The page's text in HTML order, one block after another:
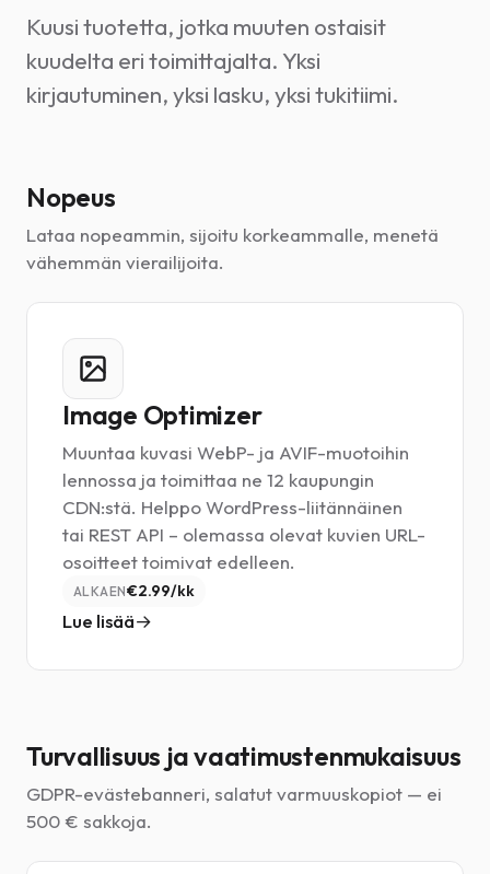
Kuusi tuotetta, jotka muuten ostaisit
kuudelta eri toimittajalta. Yksi
kirjautuminen, yksi lasku, yksi tukitiimi.
Nopeus
Lataa nopeammin, sijoitu korkeammalle, menetä
vähemmän vierailijoita.
Image Optimizer
Muuntaa kuvasi WebP- ja AVIF-muotoihin
lennossa ja toimittaa ne 12 kaupungin
CDN:stä. Helppo WordPress-liitännäinen
tai REST API – olemassa olevat kuvien URL-
osoitteet toimivat edelleen.
ALKAEN€2.99/kk
Lue lisää
Turvallisuus ja vaatimustenmukaisuus
GDPR-evästebanneri, salatut varmuuskopiot — ei
500 € sakkoja.